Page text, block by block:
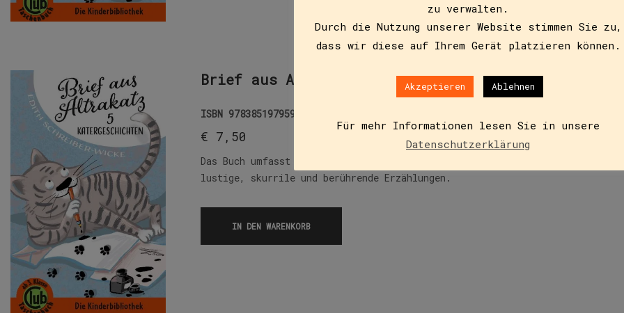
Brief aus Altrakratz – 5 Katergeschichten
ISBN 9783851979596
€ 7,50
Das Buch umfasst 5 Katzengeschichten: eine Befreiungsaktion, dem
lustige, skurrile und berührende Erzählungen.
IN DEN WARENKORB
zu verwalten.
Durch die Nutzung unserer Website stimmen Sie zu,
dass wir diese auf Ihrem Gerät platzieren können.
Akzeptieren Ablehnen
Für mehr Informationen lesen Sie in unsere
Datenschutzerklärung